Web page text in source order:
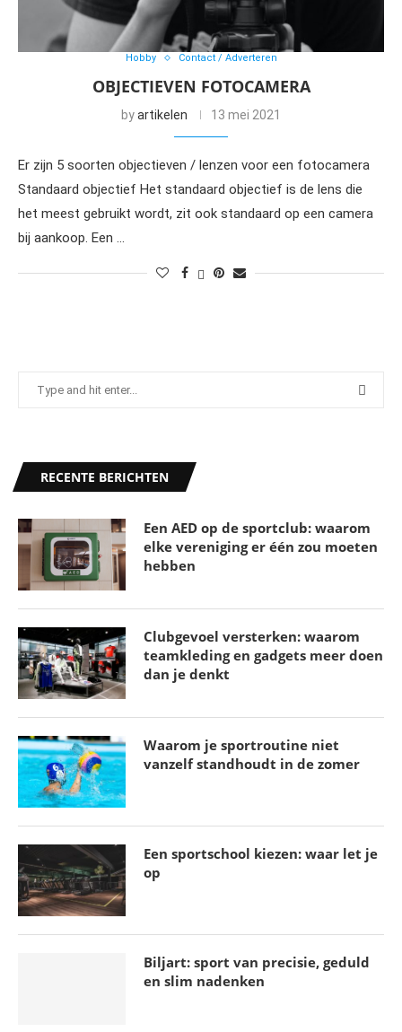
Hobby Contact / Adverteren
OBJECTIEVEN FOTOCAMERA
byartikelen 13 mei 2021
Er zijn 5 soorten objectieven / lenzen voor een fotocamera
Standaard objectief Het standaard objectief is de lens die
het meest gebruikt wordt, zit ook standaard op een camera
bij aankoop. Een …
RECENTE BERICHTEN
Een AED op de sportclub: waarom
elke vereniging er één zou moeten
hebben
Clubgevoel versterken: waarom
teamkleding en gadgets meer doen
dan je denkt
Waarom je sportroutine niet
vanzelf standhoudt in de zomer
Een sportschool kiezen: waar let je
op
Biljart: sport van precisie, geduld
en slim nadenken